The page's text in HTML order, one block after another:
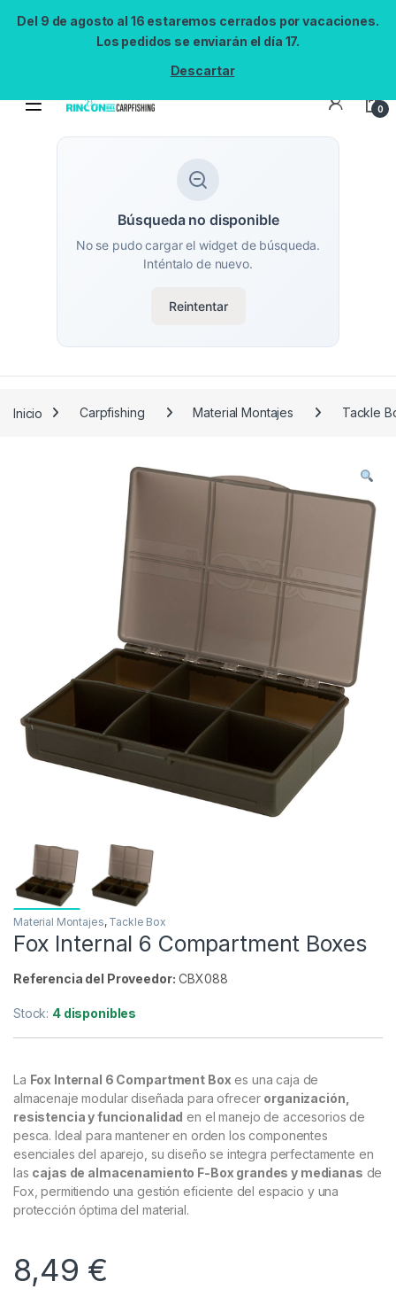
Del 9 de agosto al 16 estaremos cerrados por vacaciones.
Los pedidos se enviarán el día 17.
Descartar
0
Búsqueda no disponible
No se pudo cargar el widget de búsqueda.
Inténtalo de nuevo.
Reintentar
Inicio Carpfishing Material Montajes Tackle
Material Montajes, Tackle Box
Fox Internal 6 Compartment Boxes
Referencia del Proveedor: CBX088
Stock: 4 disponibles
La Fox Internal 6 Compartment Box es una caja de
almacenaje modular diseñada para ofrecer organización,
resistencia y funcionalidad en el manejo de accesorios de
pesca. Ideal para mantener en orden los componentes
esenciales del aparejo, su diseño se integra perfectamente en
las cajas de almacenamiento F-Box grandes y medianas de
Fox, permitiendo una gestión eficiente del espacio y una
protección óptima del material.
8,49 €